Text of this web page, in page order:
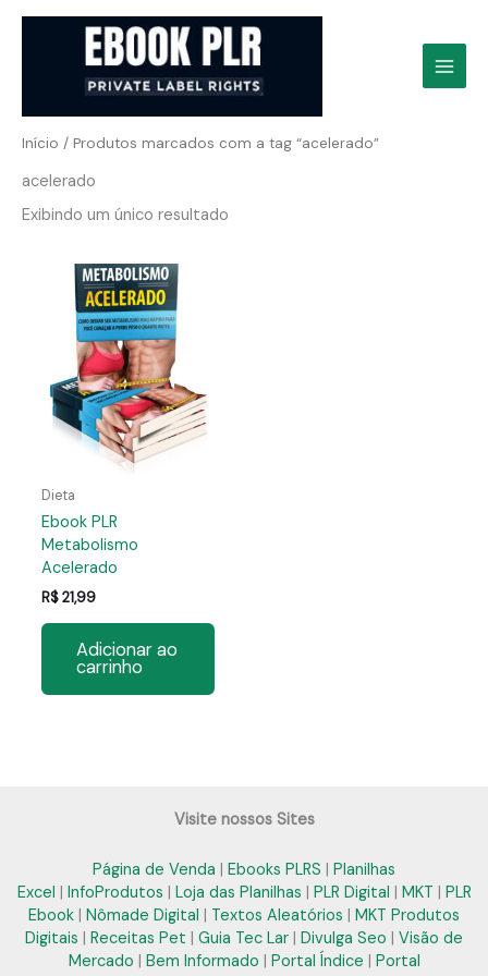
Início / Produtos marcados com a tag “acelerado”
acelerado
Exibindo um único resultado
Dieta
Ebook PLR
Metabolismo
Acelerado
R$21,99
Adicionar ao
carrinho
Visite nossos Sites
Página de Venda | Ebooks PLRS | Planilhas
Excel | InfoProdutos | Loja das Planilhas | PLR Digital | MKT | PLR
Ebook | Nômade Digital | Textos Aleatórios | MKT Produtos
Digitais | Receitas Pet | Guia Tec Lar | Divulga Seo | Visão de
Mercado | Bem Informado | Portal Índice | Portal